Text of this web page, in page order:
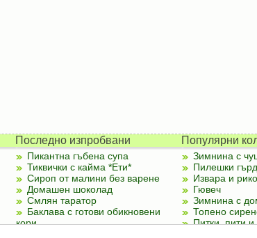
Последно изпробвани
Пикантна гъбена супа
Тиквички с кайма *Ети*
Сироп от малини без варене
Домашен шоколад
Смлян таратор
Баклава с готови обикновени
кори
Популярни
Зимнина с
Пилешки
Извара и
Гювеч
Зимнина с
Топено
Питки, пити и